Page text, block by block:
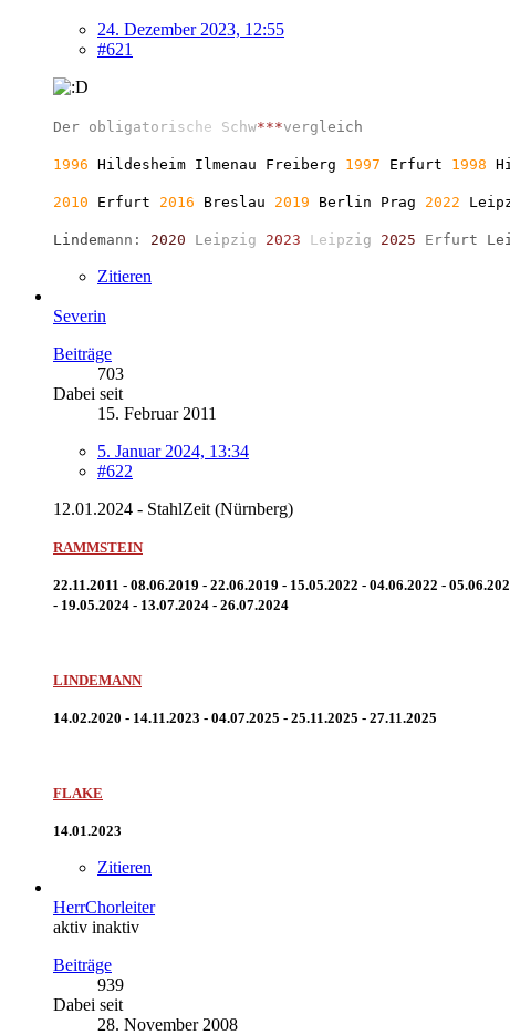
24. Dezember 2023, 12:55
#621
De r o b l i gato ri sc he Sc hw***ve rg l ei c h
1996 Hildesheim Ilmenau Freiberg 1997 Erfurt 1998
2010 Erfurt 2016 Breslau 2019 Berlin Prag 2022
L i ndemann : 2020 L ei pzi g 2023 L ei pzi g 2025 E rfu rt L ei
Zitieren
Severin
Beiträge
703
Dabei seit
15. Februar 2011
5. Januar 2024, 13:34
#622
12.01.2024 - StahlZeit (Nürnberg)
RAMMSTEIN
22.11.2011 - 08.06.2019 - 22.06.2019 - 15.05.2022 - 04.06.2022 -
- 19.05.2024 - 13.07.2024 - 26.07.2024
LINDEMANN
14.02.2020 - 14.11.2023 - 04.07.2025 - 25.11.2025 - 27.11.2025
FLAKE
14.01.2023
Zitieren
HerrChorleiter
aktiv inaktiv
Beiträge
939
Dabei seit
28. November 2008